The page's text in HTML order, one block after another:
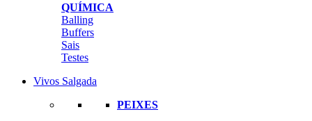
QUÍMICA
Balling
Buffers
Sais
Testes
Vivos Salgada
PEIXES